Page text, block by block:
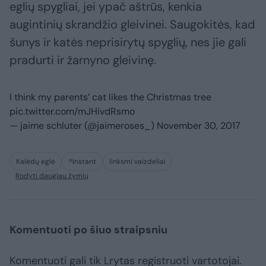
eglių spygliai, jei ypač aštrūs, kenkia
augintinių skrandžio gleivinei. Saugokitės, kad
šunys ir katės neprisirytų spyglių, nes jie gali
pradurti ir žarnyno gleivinę.
I think my parents’ cat likes the Christmas tree
pic.twitter.com/mJHivdRsmo
— jaime schluter (@jaimeroses_) November 30, 2017
Kalėdų eglė ^Instant
linksmi vaizdeliai
Rodyti daugiau žymių
Komentuoti po šiuo straipsniu
Komentuoti gali tik Lrytas registruoti vartotojai.